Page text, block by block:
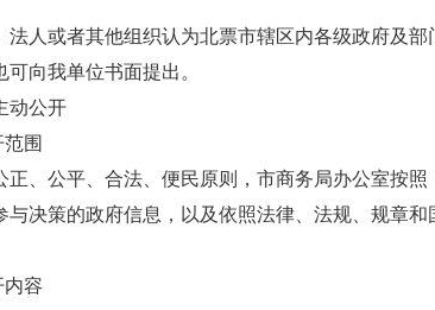
法人或者其他组织认为北票市辖区内各级政府及
可向我单位书面提出。
公开
围
公平、合法、便民原则，市商务局办公室按照
与决策的政府信息，以及依照法律、法规、规章
容